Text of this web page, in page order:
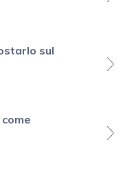
sul